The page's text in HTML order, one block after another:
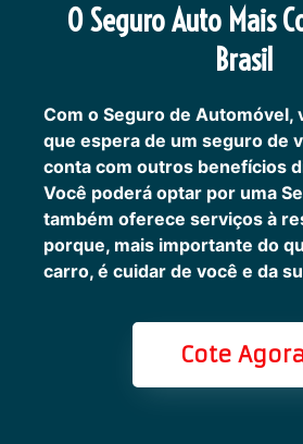
O Seguro Auto Mais
Brasil
Com o Seguro de Automóvel,
que espera de um seguro de
conta com outros benefícios
Você poderá optar por uma
também oferece serviços à
porque, mais importante do
carro, é cuidar de você e da
Cote